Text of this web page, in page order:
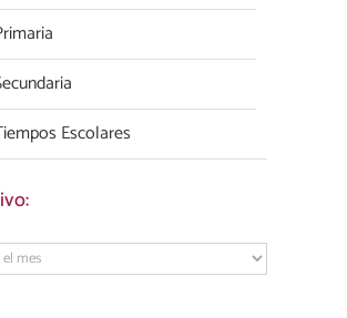
Escolares